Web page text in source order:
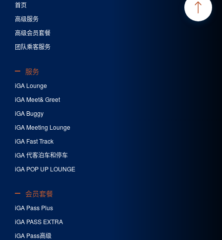
首页
高级服务
高级会员套餐
团队乘客服务
服务
iGA Lounge
iGA Meet& Greet
iGA Buggy
iGA Meeting Lounge
iGA Fast Track
iGA 代客泊车和停车
iGA POP UP LOUNGE
会员套餐
iGA Pass Plus
iGA PASS EXTRA
iGA Pass高级